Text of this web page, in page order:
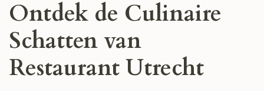
Ontdek de Culinaire
Schatten van
Restaurant Utrecht